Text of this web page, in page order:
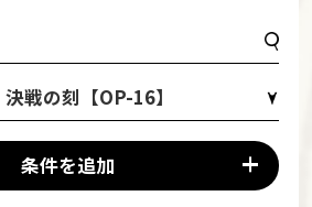
戦の刻【OP-16】
条件を追加